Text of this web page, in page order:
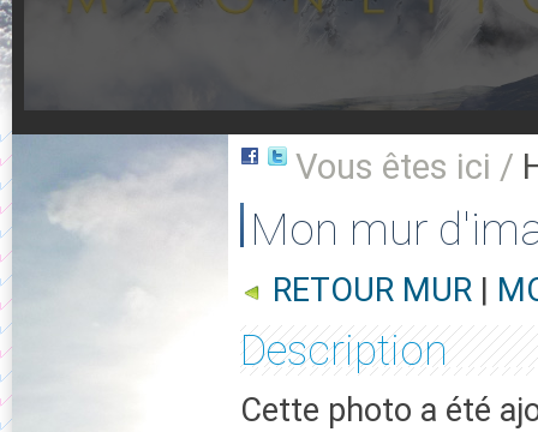
Vous êtes ici /
Mon mur
RETOUR MUR |
Description
Cette photo a été